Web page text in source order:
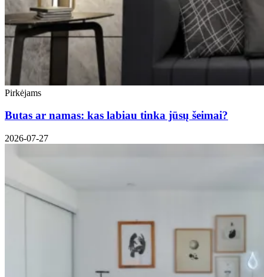
Pirkėjams
Butas ar namas: kas labiau tinka jūsų šeimai?
2026-07-27